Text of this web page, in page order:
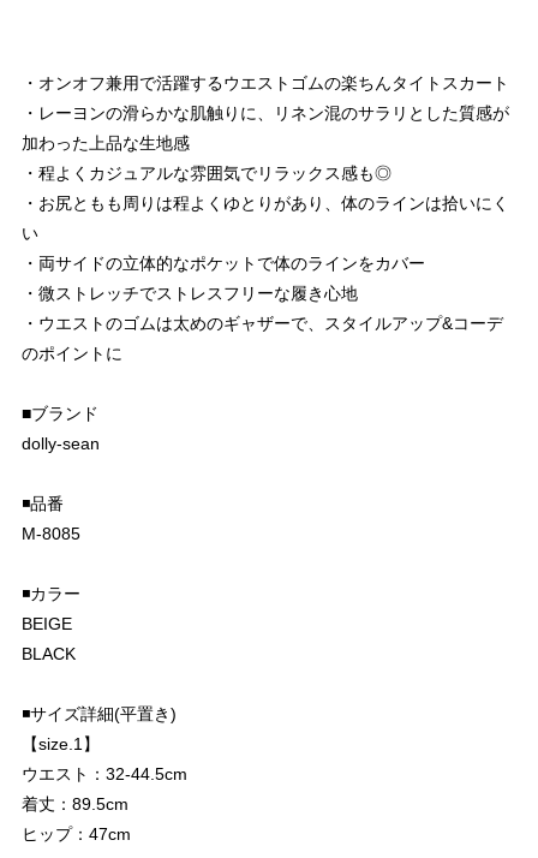
・オンオフ兼用で活躍するウエストゴムの楽ちんタイトスカート
・レーヨンの滑らかな肌触りに、リネン混のサラリとした質感が
加わった上品な生地感
・程よくカジュアルな雰囲気でリラックス感も◎
・お尻ともも周りは程よくゆとりがあり、体のラインは拾いにく
い
・両サイドの立体的なポケットで体のラインをカバー
・微ストレッチでストレスフリーな履き心地
・ウエストのゴムは太めのギャザーで、スタイルアップ&コーデ
のポイントに
■ブランド
dolly-sean
◾️品番
M-8085
◾️カラー
BEIGE
BLACK
◾️サイズ詳細(平置き)
【size.1】
ウエスト：32-44.5cm
着丈：89.5cm
ヒップ：47cm